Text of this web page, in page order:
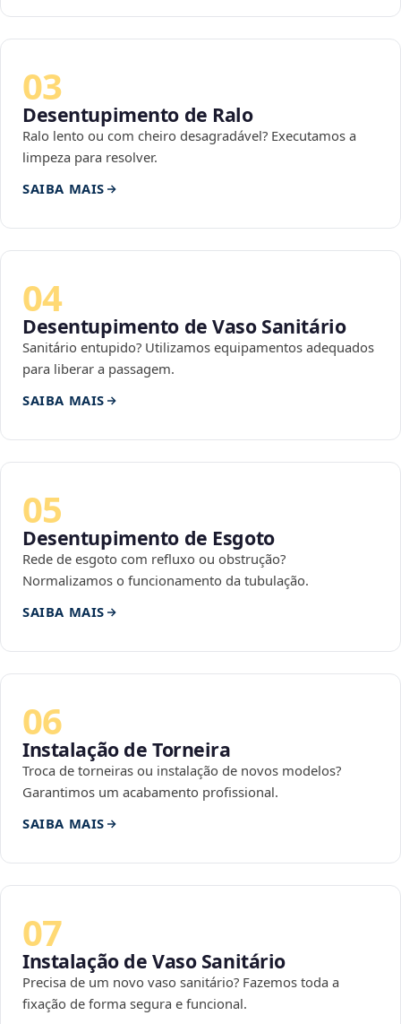
03
Desentupimento de Ralo
Ralo lento ou com cheiro desagradável? Executamos a
limpeza para resolver.
SAIBA MAIS
04
Desentupimento de Vaso Sanitário
Sanitário entupido? Utilizamos equipamentos adequados
para liberar a passagem.
SAIBA MAIS
05
Desentupimento de Esgoto
Rede de esgoto com refluxo ou obstrução?
Normalizamos o funcionamento da tubulação.
SAIBA MAIS
06
Instalação de Torneira
Troca de torneiras ou instalação de novos modelos?
Garantimos um acabamento profissional.
SAIBA MAIS
07
Instalação de Vaso Sanitário
Precisa de um novo vaso sanitário? Fazemos toda a
fixação de forma segura e funcional.